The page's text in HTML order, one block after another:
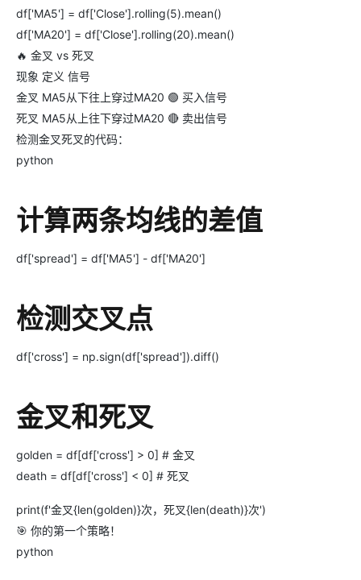
df['MA5'] = df['Close'].rolling(5).mean()
df['MA20'] = df['Close'].rolling(20).mean()
🔥 金叉 vs 死叉
现象 定义 信号
金叉 MA5从下往上穿过MA20 🟢 买入信号
死叉 MA5从上往下穿过MA20 🔴 卖出信号
检测金叉死叉的代码：
python
计算两条均线的差值
df['spread'] = df['MA5'] - df['MA20']
检测交叉点
df['cross'] = np.sign(df['spread']).diff()
金叉和死叉
golden = df[df['cross'] > 0] # 金叉
death = df[df['cross'] < 0] # 死叉
print(f'金叉{len(golden)}次，死叉{len(death)}次')
🎯 你的第一个策略！
python